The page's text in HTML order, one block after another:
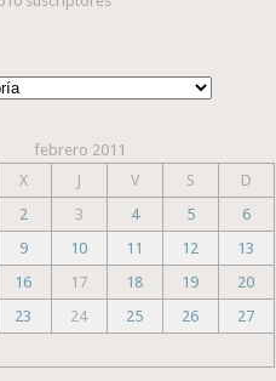
febrero 2011
X J V S
D
2 3 4 5
6
9 10 11 12
13
16 17 18 19
20
23 24 25 26
27